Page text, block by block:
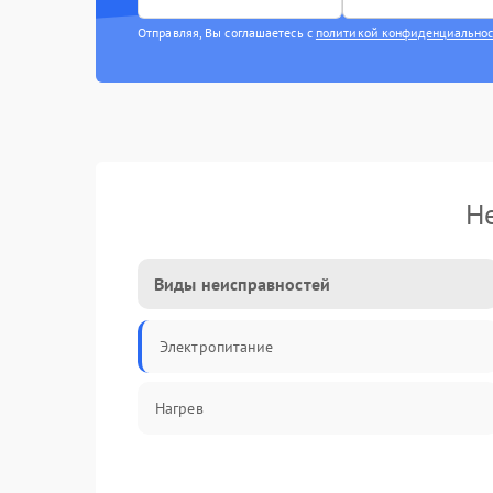
Отправляя, Вы соглашаетесь с политикой
Виды неисправностей
Электропитание
Нагрев